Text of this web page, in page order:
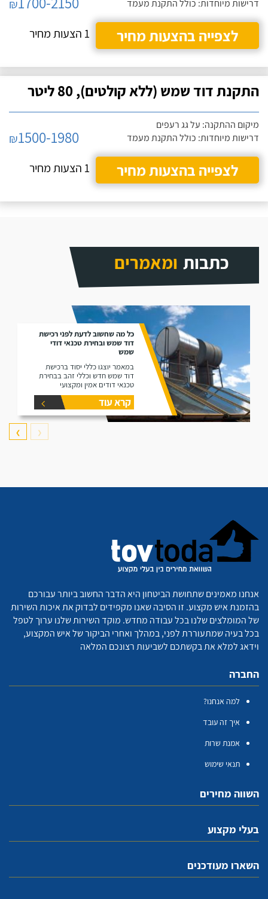
דרישות מיוחדות: כולל התקנת מעמד
₪
לצפייה בהצעות מחיר
1 הצעות מחיר
התקנת דוד שמש (ללא קולטים), 80 ליטר
מיקום ההתקנה: על גג רעפים
דרישות מיוחדות: כולל התקנת מעמד
₪1500-1980
לצפייה בהצעות מחיר
1 הצעות מחיר
כתבות ומאמרים
כל מה שחשוב לדעת לפני רכישת
דוד שמש ובחירת טכנאי דודי
שמש
במאמר יוצגו כללי יסוד ברכישת
דוד שמש חדש וכללי זהב בבחירת
טכנאי דודים אמין ומקצועי
קרא עוד
❮
❯
אנחנו מאמינים שתחושת הביטחון היא הדבר החשוב ביותר עבורכם
בהזמנת איש מקצוע. זו הסיבה שאנו מקפידים לבדוק את איכות השירות
של המומלצים שלנו בכל עבודה מחדש. מוקד השירות שלנו ערוך לטפל
בכל בעיה שמתעוררת לפני, במהלך ואחרי הביקור של איש המקצוע,
וידאג למלא את בקשתכם לשביעות רצונכם המלאה
החברה
למה אנחנו?
איך זה עובד
אמנת שרות
תנאי שימוש
השווה מחירים
בעלי מקצוע
השארו מעודכנים